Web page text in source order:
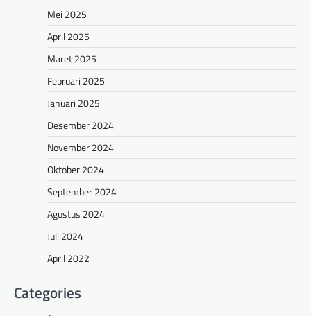
Mei 2025
April 2025
Maret 2025
Februari 2025
Januari 2025
Desember 2024
November 2024
Oktober 2024
September 2024
Agustus 2024
Juli 2024
April 2022
Categories